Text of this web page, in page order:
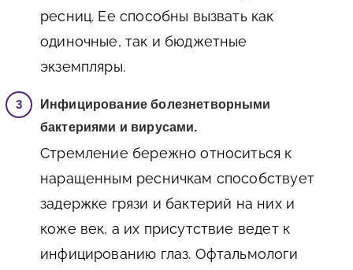
ресниц. Ее способны вызвать как
одиночные, так и бюджетные
экземпляры.
Инфицирование болезнетворными
бактериями и вирусами.
Стремление бережно относиться к
наращенным ресничкам способствует
задержке грязи и бактерий на них и
коже век, а их присутствие ведет к
инфицированию глаз. Офтальмологи